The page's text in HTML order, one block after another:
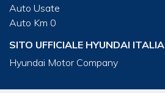
Auto Usate
Auto Km 0
SITO UFFICIALE HYUNDAI ITALIA
Hyundai Motor Company